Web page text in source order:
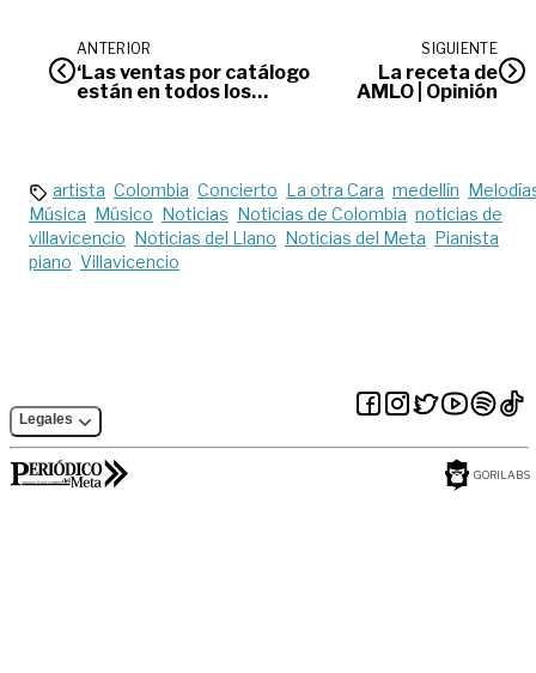
ANTERIOR
‘Las ventas por catálogo
están en todos los
SIGUIENTE
La receta de
AMLO | Opinión
artista Colombia Concierto La otra Cara medellín
Música Músico Noticias Noticias de Colombia noticias de
villavicencio Noticias del Llano Noticias del Meta Pianista
piano Villavicencio
Legales
GORILABS